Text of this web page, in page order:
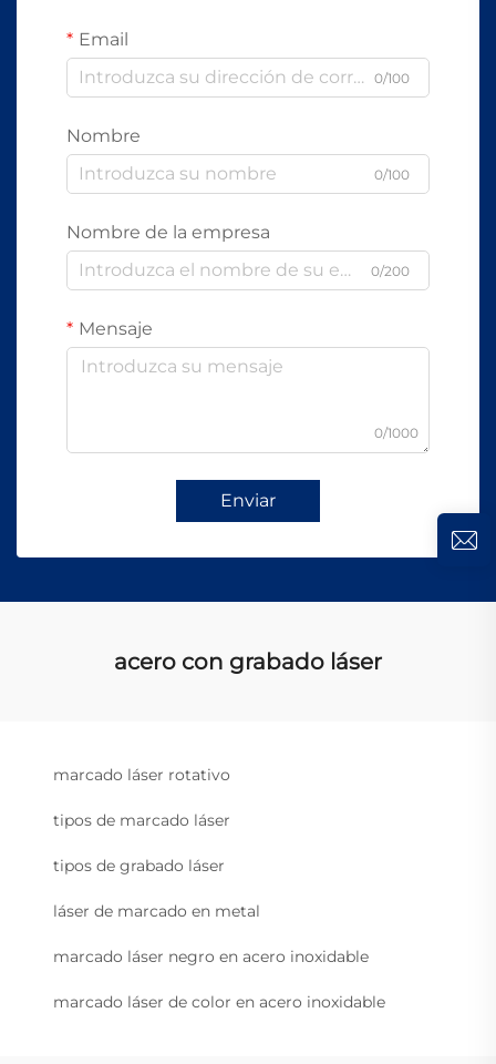
Email
0/100
Nombre
0/100
Nombre de la empresa
0/200
Mensaje
0/1000
Enviar
acero con grabado láser
marcado láser rotativo
tipos de marcado láser
tipos de grabado láser
láser de marcado en metal
marcado láser negro en acero inoxidable
marcado láser de color en acero inoxidable